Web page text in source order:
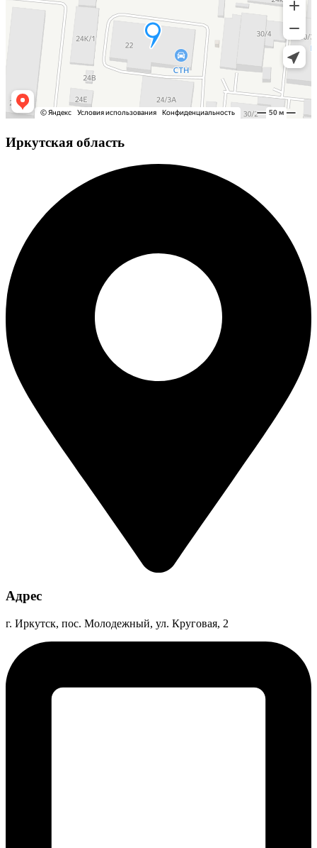
Иркутская область
Адрес
г. Иркутск, пос. Молодежный, ул. Круговая, 2